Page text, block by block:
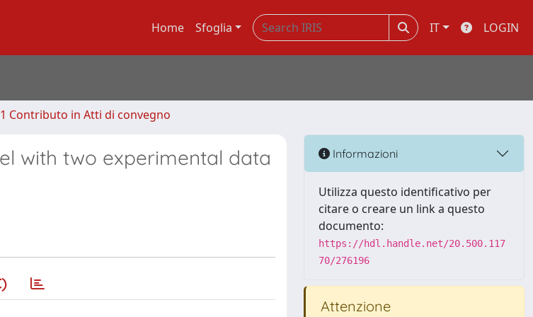
Home Sfoglia IT LOGIN
Contributo in Atti di convegno
with two experimental data
Informazioni
Utilizza questo identificativo per
citare o creare un link a questo
documento:
https://hdl.handle.net/20.500.117
70/276196
Attenzione